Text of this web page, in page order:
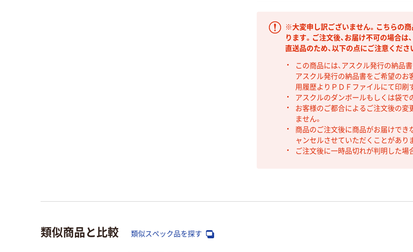
※大変申し訳ございません。こちらの
ります。ご注文後、お届け不可の場合は
直送品のため、以下の点にご注意くださ
この商品には、アスクル発行の納品
アスクル発行の納品書をご希望のお
用履歴よりＰＤＦファイルにて印刷
アスクルのダンボールもしくは袋で
お客様のご都合によるご注文後の変
ません。
商品のご注文後に商品がお届けでき
ャンセルさせていただくことがあり
ご注文後に一時品切れが判明した場
類似商品と比較 類似スペック品を探す